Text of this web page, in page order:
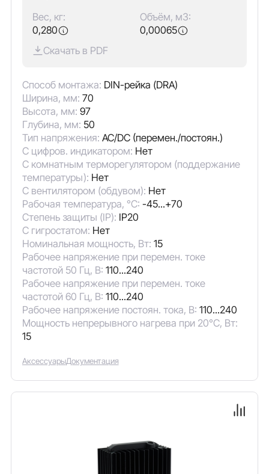
Вес, кг:
0,280
Объём, м3:
0,00065
Скачать в PDF
Способ монтажа: DIN-рейка (DRA)
Ширина, мм: 70
Высота, мм: 97
Глубина, мм: 50
Тип напряжения: AC/DC (перемен./постоян.)
С цифров. индикатором: Нет
С комнатным терморегулятором (поддержание
температуры): Нет
С вентилятором (обдувом): Нет
Рабочая температура, °C: -45...+70
Степень защиты (IP): IP20
С гигростатом: Нет
Номинальная мощность, Вт: 15
Рабочее напряжение при перемен. токе
частотой 50 Гц, В: 110...240
Рабочее напряжение при перемен. токе
частотой 60 Гц, В: 110...240
Рабочее напряжение постоян. тока, В: 110...240
Мощность непрерывного нагрева при 20°C, Вт:
15
АксессуарыДокументация